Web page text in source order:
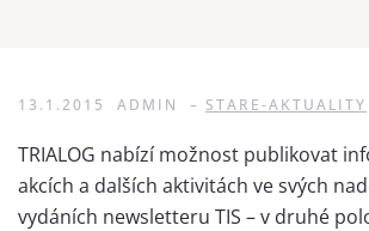
13.1.2015 ADMIN – STARE-AKTUALITY
TRIALOG nabízí možnost publikovat
akcích a dalších aktivitách ve svých
vydáních newsletteru TIS – v druhé